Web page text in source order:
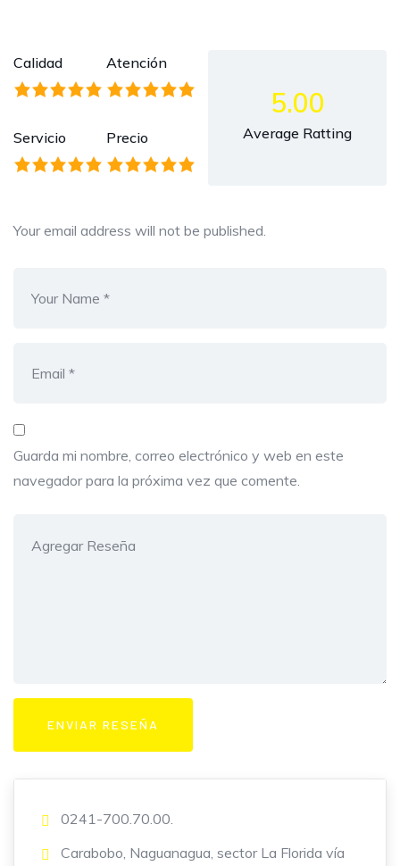
Calidad Atención
Servicio Precio
5.00
Average Ratting
Your email address will not be published.
Guarda mi nombre, correo electrónico y web en este
navegador para la próxima vez que comente.
0241-700.70.00.
Carabobo, Naguanagua, sector La Florida vía